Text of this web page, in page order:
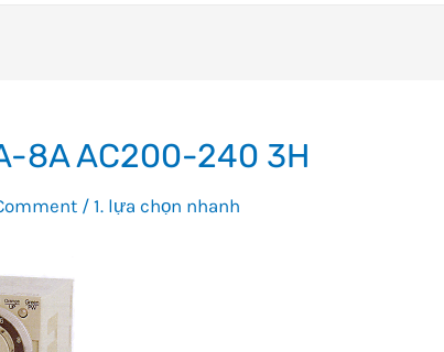
8A AC200-240 3H
/ 1. lựa chọn nhanh